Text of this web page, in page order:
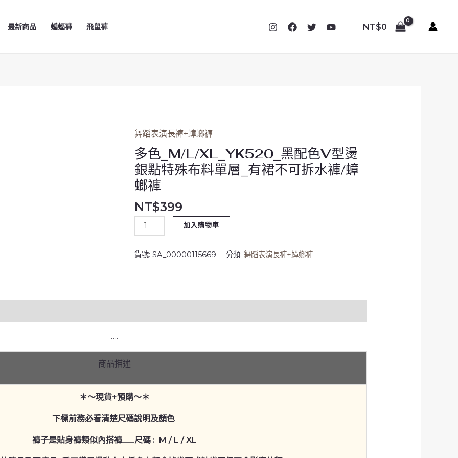
最新商品 蝙蝠褲 飛鼠褲 NT$0
舞蹈表演長褲+蟑螂褲
多色_M/L/XL_YK520_黑配色V型燙
銀點特殊布料單層_有裙不可拆水褲/蟑
螂褲
NT$399
多
色
_M/L/XL_YK520_
黑
配
色
V
燙
銀
料
可
水
褲/
加入購物車
貨號:SA_00000115669 分類:舞蹈表演長褲+蟑螂褲
….
商品描述
＊～現貨+預購～＊
下標前務必看清楚尺碼說明及顏色
褲子是貼身褲類似內搭褲___尺碼 : M / L / XL